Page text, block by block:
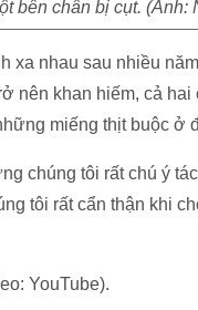
bên chân bị cụt. (Ảnh:
xa nhau sau nhiều
nên khan hiếm, cả
miếng thịt buộc ở
chúng tôi rất chú ý
tôi rất cẩn thận khi
YouTube).